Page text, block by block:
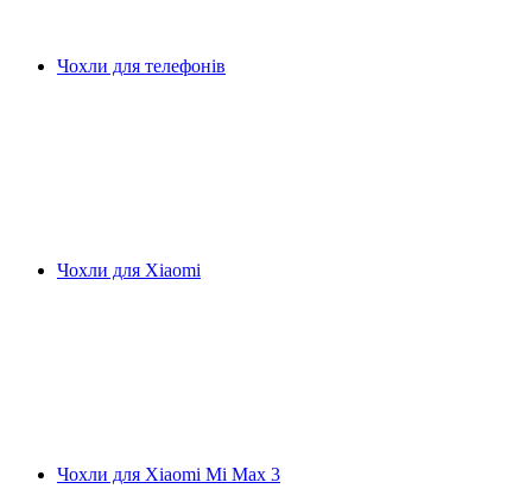
Чохли для телефонів
Чохли для Xiaomi
Чохли для Xiaomi Mi Max 3